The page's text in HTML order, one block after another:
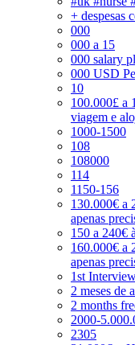
+ despesas
000
000 a 15
000 salary
000 USD
10
100.000£ a
viagem e
1000-1500
108
108000
114
1150-156
130.000€ a
apenas
150 a 240€
160.000€ a
apenas
1st
2 meses de
2 months
2000-
2305